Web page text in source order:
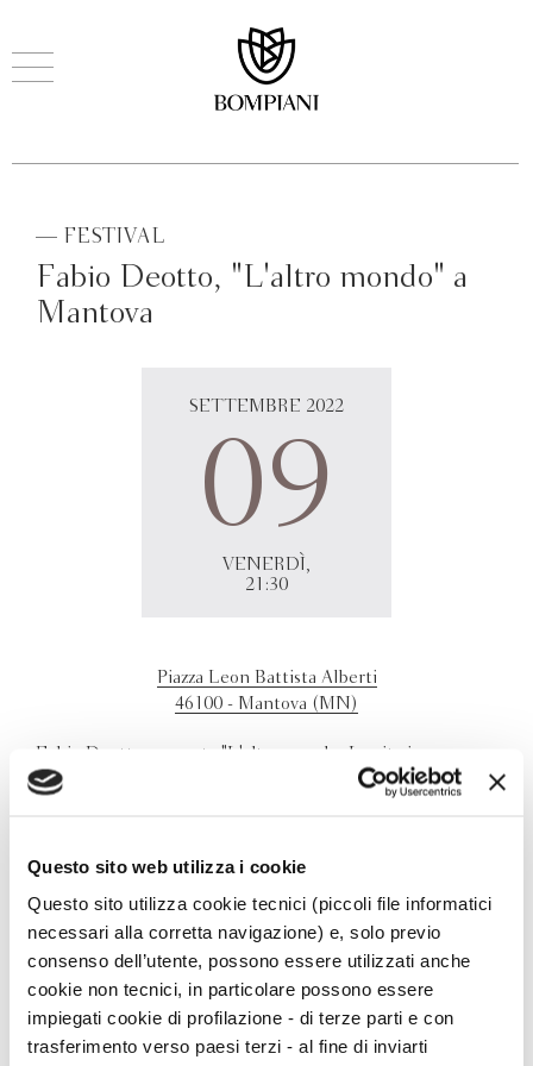
Questo sito web utilizza i cookie
Questo sito utilizza cookie tecnici (piccoli file informatici
necessari alla corretta navigazione) e, solo previo
consenso dell’utente, possono essere utilizzati anche
cookie non tecnici, in particolare possono essere
impiegati cookie di profilazione - di terze parti e con
trasferimento verso paesi terzi - al fine di inviarti
— FESTIVAL
Fabio Deotto, "L'altro mondo" a
Mantova
SETTEMBRE 2022
09
VENERDÌ,
21:30
Piazza Leon Battista Alberti
46100 - Mantova (MN)
Fabio Deotto presenta "L'altro mondo. La vita in un
pianeta che cambia" nella Piazza Leon Battista Alberti di